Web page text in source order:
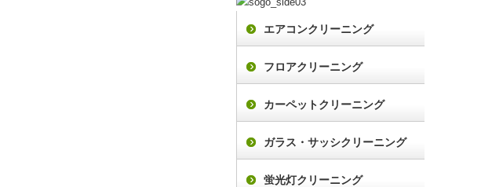
エアコンクリーニング
フロアクリーニング
カーペットクリーニング
ガラス・サッシクリーニング
蛍光灯クリーニング